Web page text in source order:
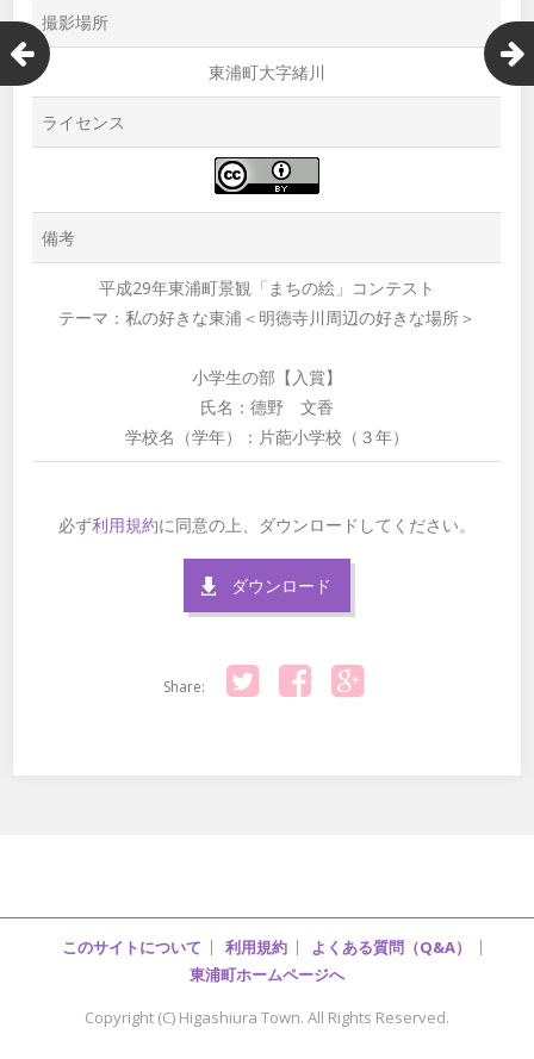
撮影場所
東浦町大字緒川
ライセンス
備考
平成29年東浦町景観「まちの絵」コンテスト
テーマ：私の好きな東浦＜明徳寺川周辺の好きな場所＞
小学生の部【入賞】
氏名：德野 文香
学校名（学年）：片葩小学校（３年）
必ず利用規約に同意の上、ダウンロードしてください。
ダウンロード
Share:
このサイトについて 利用規約
よくある質問（Q&A）
東浦町ホームページへ
Copyright (C) Higashiura Town. All Rights Reserved.